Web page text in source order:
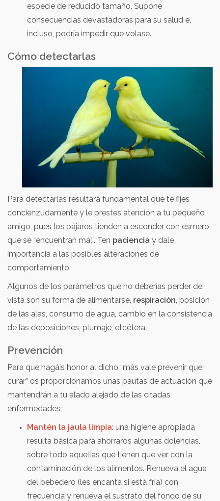
especie de reducido tamaño. Supone
consecuencias devastadoras para su salud e,
incluso, podría impedir que volase.
Cómo detectarlas
Para detectarlas resultará fundamental que te fijes
concienzudamente y le prestes atención a tu pequeño
amigo, pues los pájaros tienden a esconder con esmero
que se “encuentran mal”. Ten paciencia y dale
importancia a las posibles alteraciones de
comportamiento.
Algunos de los parámetros que no deberías perder de
vista son su forma de alimentarse, respiración , posición
de las alas, consumo de agua, cambio en la consistencia
de las deposiciones, plumaje, etcétera.
Prevención
Para que hagáis honor al dicho “más vale prevenir que
curar” os proporcionamos unas pautas de actuación que
mantendrán a tu alado alejado de las citadas
enfermedades:
Mantén la jaula limpia: una higiene apropiada
resulta básica para ahorraros algunas dolencias,
sobre todo aquellas que tienen que ver con la
contaminación de los alimentos. Renueva el agua
del bebedero (les encanta si está fría) con
frecuencia y renueva el sustrato del fondo de su